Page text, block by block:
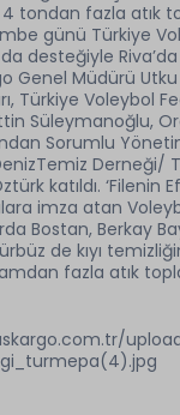
tondan fazla atık
günü Türkiye
desteğiyle Riva’da
Genel Müdürü
Türkiye Voleybol
Süleymanoğlu,
Sorumlu
Derneği/
katıldı. ‘Filenin
imza atan
Bostan, Berkay
de kıyı
fazla atık